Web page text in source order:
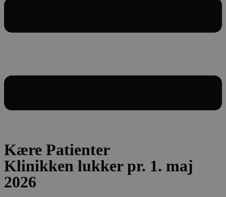
Kære Patienter
Klinikken lukker pr. 1. maj
2026